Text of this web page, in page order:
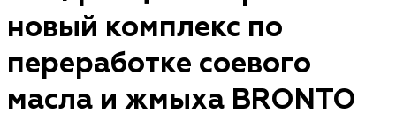
новый комплекс по
переработке соевого
масла и жмыха BRONTO